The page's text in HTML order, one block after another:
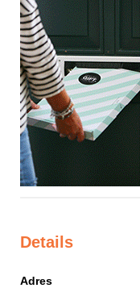
Details
Adres